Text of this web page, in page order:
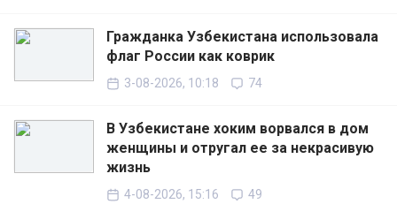
Гражданка Узбекистана использовала
флаг России как коврик
3-08-2026, 10:18 74
В Узбекистане хоким ворвался в дом
женщины и отругал ее за некрасивую
жизнь
4-08-2026, 15:16 49